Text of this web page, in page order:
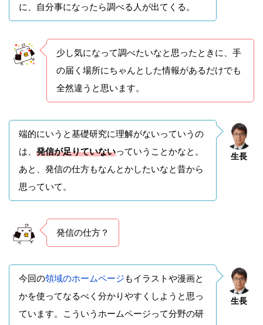
に、自分事になったら調べる人が出てくる。
少し気になって調べたいなと思ったときに、手
の届く場所にちゃんとした情報があるだけでも
全然違うと思います。
生長
端的にいうと基礎研究に理解がないっていうの
は、 発信が足りていないっていうことかなと。
あと、発信の仕方もなんとかしたいなと昔から
思っていて。
発信の仕方？
生長
今回の領域のホームページもイラストや漫画と
かを使ってなるべく分かりやすくしようと思っ
ています。こういうホームページって分野の研